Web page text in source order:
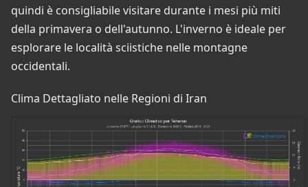
quindi è consigliabile visitare durante i mesi più miti
della primavera o dell'autunno. L'inverno è ideale per
esplorare le località sciistiche nelle montagne
occidentali.
Clima Dettagliato nelle Regioni di Iran